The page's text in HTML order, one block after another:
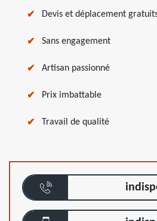
Devis et déplacement
Sans engagement
Artisan passionné
Prix imbattable
Travail de qualité